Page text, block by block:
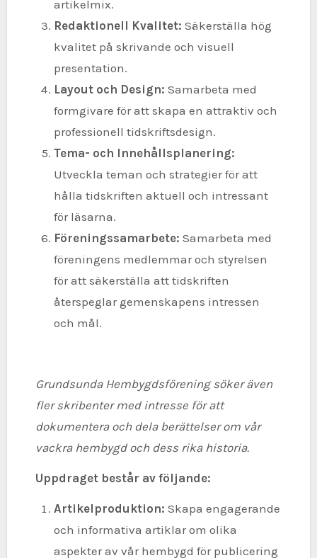
artikelmix.
Redaktionell Kvalitet: Säkerställa hög
kvalitet på skrivande och visuell
presentation.
Layout och Design: Samarbeta med
formgivare för att skapa en attraktiv och
professionell tidskriftsdesign.
Tema- och Innehållsplanering:
Utveckla teman och strategier för att
hålla tidskriften aktuell och intressant
för läsarna.
Föreningssamarbete: Samarbeta med
föreningens medlemmar och styrelsen
för att säkerställa att tidskriften
återspeglar gemenskapens intressen
och mål.
Grundsunda Hembygdsförening söker även
fler skribenter med intresse för att
dokumentera och dela berättelser om vår
vackra hembygd och dess rika historia.
Uppdraget består av följande:
Artikelproduktion: Skapa engagerande
och informativa artiklar om olika
aspekter av vår hembygd för publicering